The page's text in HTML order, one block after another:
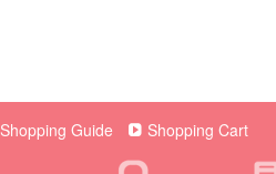
Shopping Guide Shopping Cart